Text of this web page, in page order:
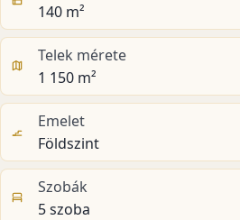
140 m²
Telek mérete
1 150 m²
Emelet
Földszint
Szobák
5 szoba